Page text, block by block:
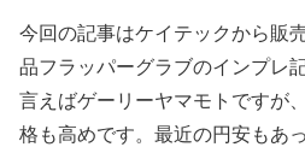
今回の記事はケイテックから販
品フラッパーグラブのインプレ
言えばゲーリーヤマモトですが
格も高めです。最近の円安もあ